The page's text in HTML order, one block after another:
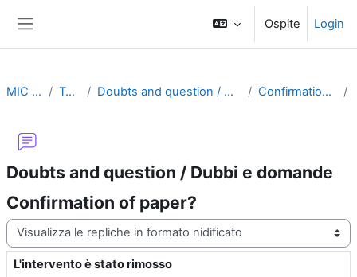
Ospite Login
MIC 2008 Topic 1 Doubts and question / Dubbi e domande Confirmation of paper?
Doubts and question / Dubbi e domande
Confirmation of paper?
Modalità visualizzazione
L'intervento è stato rimosso
Numero di risposte: 0